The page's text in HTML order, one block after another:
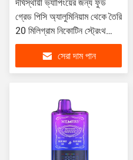
দীর্ঘস্থায়ী ভ্যাপিংয়ের জন্য ফুড
গ্রেড পিসি অ্যালুমিনিয়াম থেকে তৈরি
20 মিলিগ্রাম নিকোটিন স্ট্রেংথ
ডিসপোজাল ভ্যাপারিং পেন ডিভাইস
সেরা দাম পান